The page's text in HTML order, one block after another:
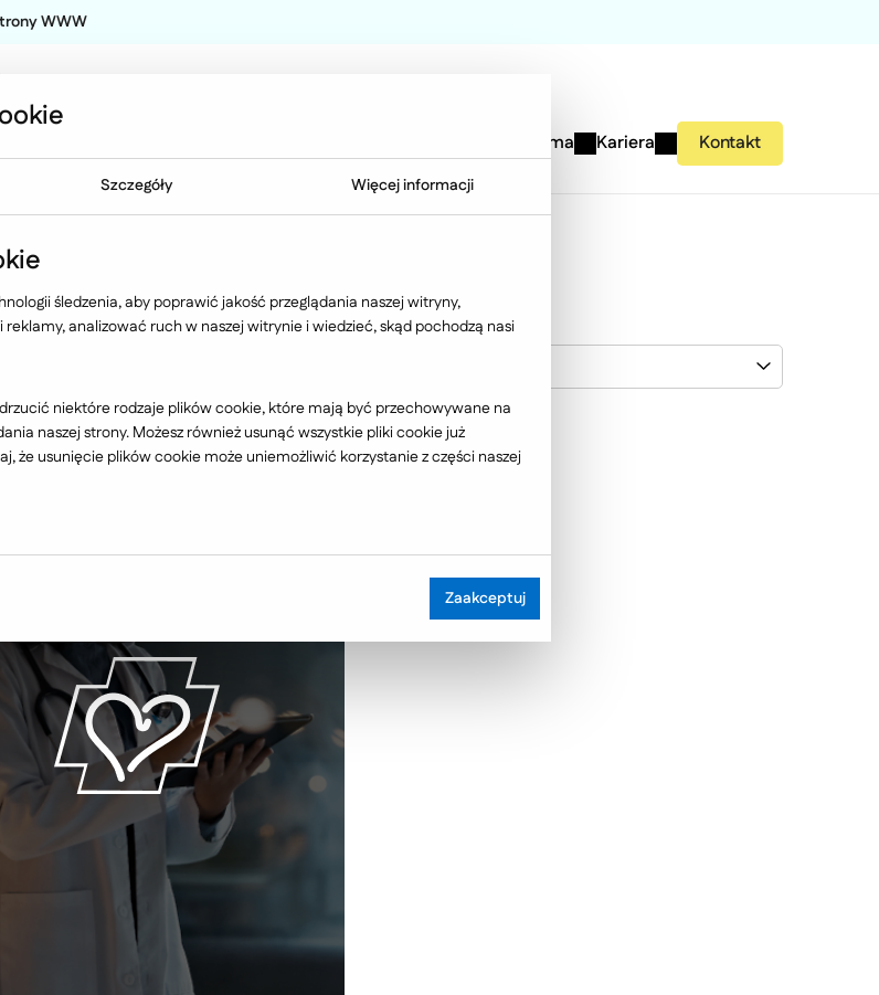
WWW
Firma Kariera Kontakt
Farmacja, medycyna
Szczegóły Więcej informacji
śledzenia, aby poprawić jakość przeglądania naszej witryny,
analizować ruch w naszej witrynie i wiedzieć, skąd pochodzą nasi
niektóre rodzaje plików cookie, które mają być przechowywane na
naszej strony. Możesz również usunąć wszystkie pliki cookie już
że usunięcie plików cookie może uniemożliwić korzystanie z części naszej
Zaakceptuj